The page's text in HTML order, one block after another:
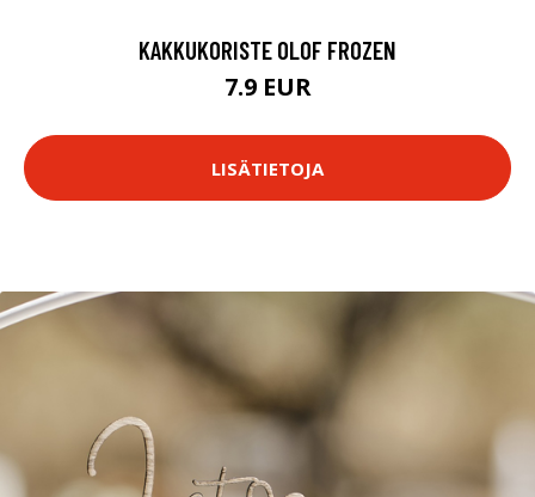
KAKKUKORISTE OLOF FROZEN
7.9 EUR
LISÄTIETOJA